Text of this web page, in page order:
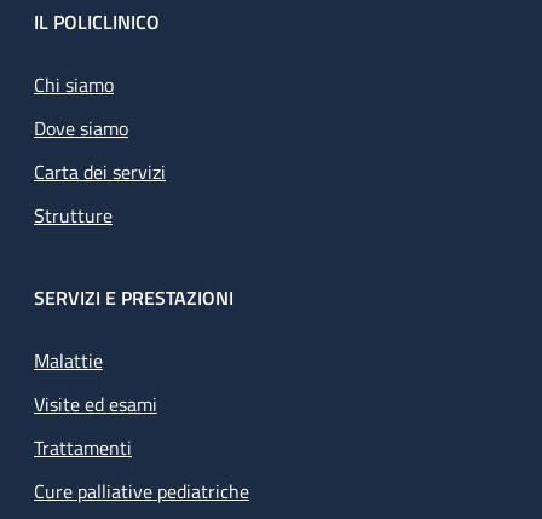
Footer
IL POLICLINICO
Chi siamo
Dove siamo
Carta dei servizi
Strutture
SERVIZI E PRESTAZIONI
Malattie
Visite ed esami
Trattamenti
Cure palliative pediatriche